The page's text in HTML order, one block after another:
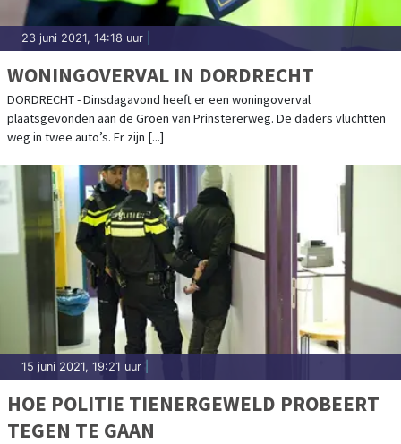
23 juni 2021, 14:18 uur
WONINGOVERVAL IN DORDRECHT
DORDRECHT - Dinsdagavond heeft er een woningoverval
plaatsgevonden aan de Groen van Prinstererweg. De daders vluchtten
weg in twee auto’s. Er zijn [...]
15 juni 2021, 19:21 uur
HOE POLITIE TIENERGEWELD PROBEERT
TEGEN TE GAAN